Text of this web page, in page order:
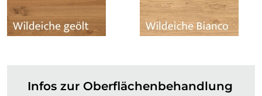
Infos zur Oberflächenbehandlung